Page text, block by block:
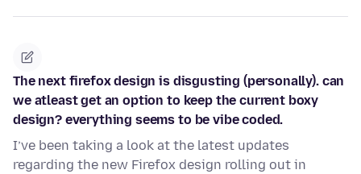
The next firefox design is disgusting (personally). can
we atleast get an option to keep the current boxy
design? everything seems to be vibe coded.
I’ve been taking a look at the latest updates
regarding the new Firefox design rolling out in